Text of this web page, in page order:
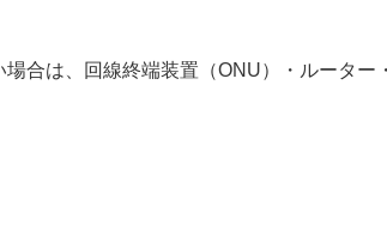
合は、回線終端装置（ONU）・ルーター